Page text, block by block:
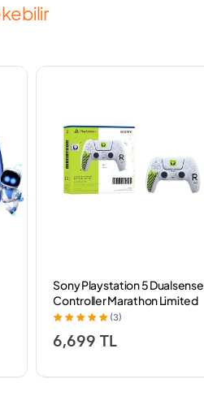
Sony Playstation 5 Dualsense
Controller Marathon Limited
Edition (Bilkom Garantili)
(3)
6,699 TL